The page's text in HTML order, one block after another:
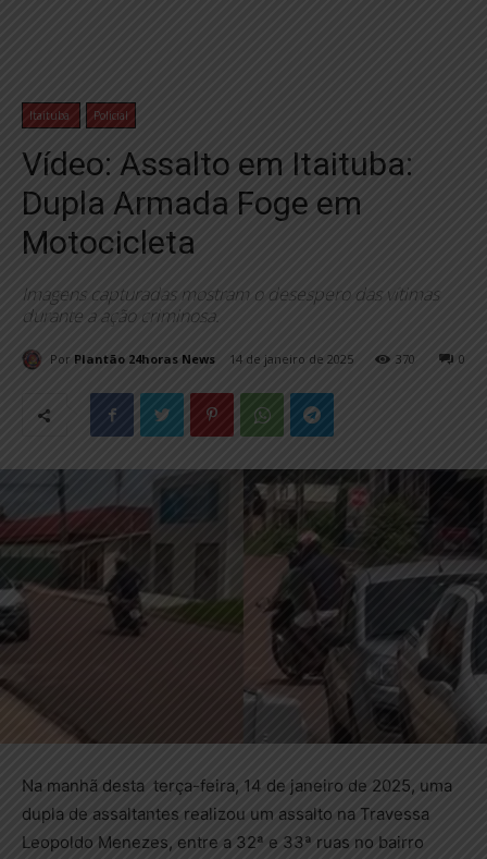
Itaituba Policial
Vídeo: Assalto em Itaituba:
Dupla Armada Foge em
Motocicleta
Imagens capturadas mostram o desespero das vítimas
durante a ação criminosa.
Por Plantão 24horas News 14 de janeiro de 2025 0
370
Na manhã desta terça-feira, 14 de janeiro de 2025, uma
dupla de assaltantes realizou um assalto na Travessa
Leopoldo Menezes, entre a 32ª e 33ª ruas no bairro